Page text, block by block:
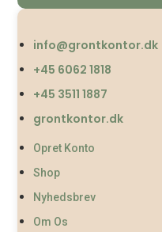
info@grontkontor.dk
+45 6062 1818
+45 3511 1887
grontkontor.dk
Opret Konto
Shop
Nyhedsbrev
Om Os